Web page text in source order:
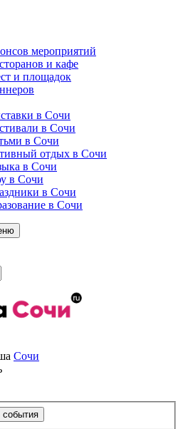
мероприятий
и кафе
и площадок
в Сочи
в Сочи
в Сочи
отдых в Сочи
в Сочи
в Сочи
в Сочи
в Сочи
Сочи